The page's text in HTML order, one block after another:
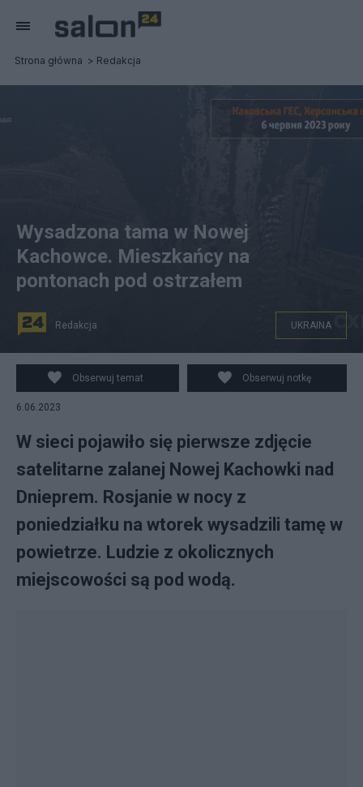
Strona główna Redakcja
Wysadzona tama w Nowej
Kachowce. Mieszkańcy na
pontonach pod ostrzałem
Redakcja UKRAINA
Obserwuj temat Obserwuj notkę
6.06.2023
W sieci pojawiło się pierwsze zdjęcie
satelitarne zalanej Nowej Kachowki nad
Dnieprem. Rosjanie w nocy z
poniedziałku na wtorek wysadzili tamę w
powietrze. Ludzie z okolicznych
miejscowości są pod wodą.